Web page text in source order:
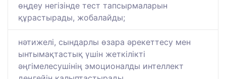
өңдеу негізінде тест тапсырмаларын
құрастырады, жобалайды;
нәтижелі, сындарлы өзара әрекеттесу мен
ынтымақтастық үшін жеткілікті
әңгімелесушінің эмоционалды интеллект